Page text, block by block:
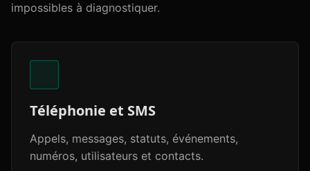
impossibles à diagnostiquer.
Téléphonie et SMS
Appels, messages, statuts, événements,
numéros, utilisateurs et contacts.